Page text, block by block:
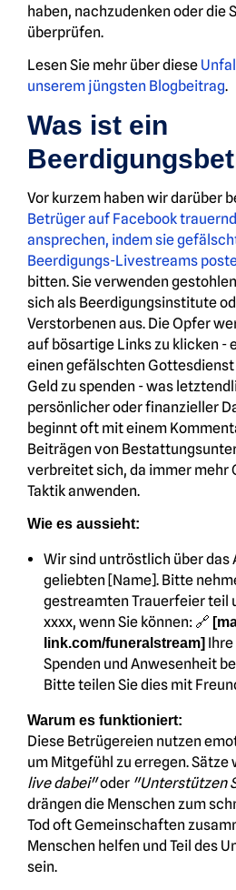
haben, nachzudenken oder die
überprüfen.
Lesen Sie mehr über diese
unserem jüngsten Blogbeitrag.
Was ist ein
Vor kurzem haben wir darüber
Betrüger auf Facebook
ansprechen, indem sie
Beerdigungs-Livestreams
bitten. Sie verwenden
sich als Beerdigungsinstitute
Verstorbenen aus. Die Opfer
auf bösartige Links zu klicken -
einen gefälschten
Geld zu spenden - was
persönlicher oder finanzieller
beginnt oft mit einem
Beiträgen von
verbreitet sich, da immer mehr
Taktik anwenden.
Wie es aussieht:
Wir sind untröstlich über das
geliebten [Name]. Bitte
gestreamten Trauerfeier teil
xxxx, wenn Sie können: 🔗
link.com/funeralstream]
Spenden und Anwesenheit
Bitte teilen Sie dies mit
Warum es funktioniert:
Diese Betrügereien nutzen
um Mitgefühl zu erregen. Sätze
live dabei"oder "Unterstützen
drängen die Menschen zum
Tod oft Gemeinschaften
Menschen helfen und Teil des
sein.